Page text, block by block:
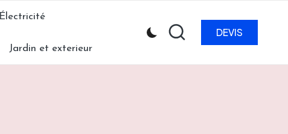
Électricité
Jardin et exterieur
DEVIS